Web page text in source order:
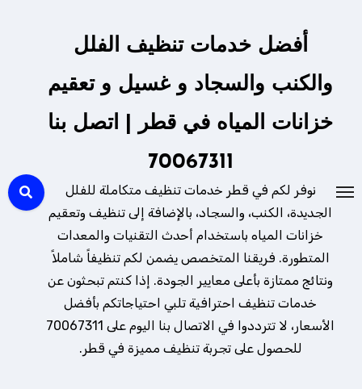
أفضل خدمات تنظيف الفلل
والكنب والسجاد و غسيل و تعقيم
خزانات المياه في قطر | اتصل بنا
70067311
نوفر لكم في قطر خدمات تنظيف متكاملة للفلل
الجديدة، الكنب، والسجاد، بالإضافة إلى تنظيف وتعقيم
خزانات المياه باستخدام أحدث التقنيات والمعدات
المتطورة. فريقنا المتخصص يضمن لكم تنظيفاً شاملاً
ونتائج ممتازة بأعلى معايير الجودة. إذا كنتم تبحثون عن
خدمات تنظيف احترافية تلبي احتياجاتكم بأفضل
الأسعار، لا تترددوا في الاتصال بنا اليوم على 70067311
للحصول على تجربة تنظيف مميزة في قطر.